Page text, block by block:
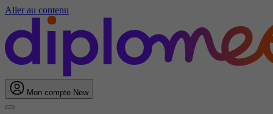
Aller au contenu
Mon compte New